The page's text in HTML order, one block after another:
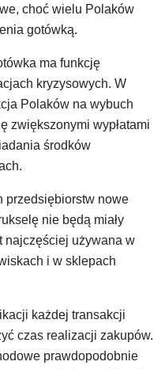
choć wielu Polaków
gotówką.
ma funkcję
kryzysowych. W
Polaków na wybuch
zwiększonymi wypłatami
środków
przedsiębiorstw nowe
nie będą miały
najczęściej używana w
i w sklepach
każdej transakcji
czas realizacji zakupów.
prawdopodobnie